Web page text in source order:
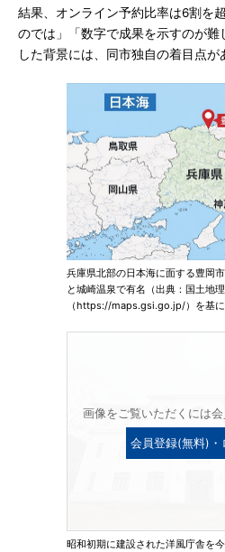
結果、オンライン予約比率は6割を
のでは」「数字で成果を示すのが
した背景には、同市独自の着目点が
兵庫県北部の日本海に面する豊岡
と城崎温泉で有名（出典：国土地
（https://maps.gsi.go.jp/）を基に
画像をご覧いただくには
会員登録(無料)・
昭和初期に建設された洋風庁舎を